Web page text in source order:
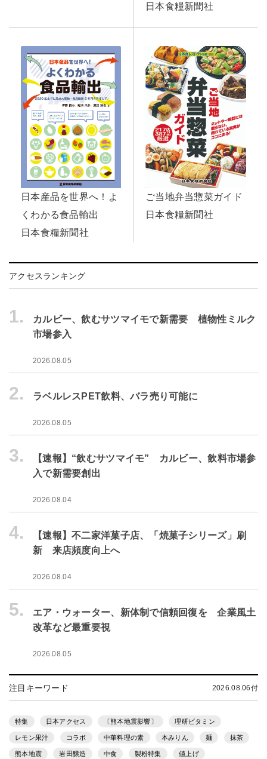
日本食糧新聞社
日本産品を世界へ！よ
くわかる食品輸出
日本食糧新聞社
ご当地弁当惣菜ガイド
日本食糧新聞社
アクセスランキング
1.
カルビー、飲むサツマイモで新需要 植物性ミルク
市場参入
2026.08.05
2. ラベルレスPET飲料、バラ売り可能に
2026.08.05
3.
【速報】“飲むサツマイモ” カルビー、飲料市場参
入で新需要創出
2026.08.04
4.
【速報】不二家洋菓子店、「焼菓子シリーズ」刷
新 来店頻度向上へ
2026.08.04
5.
エア・ウォーター、新体制で信頼回復を 企業風土
改革など最重要視
2026.08.05
注目キーワード 2026.08.06付
特集 日本アクセス 〔熊本地震影響〕 理研ビタミン
レモン果汁 コラボ 中華料理の素 本みりん 麺 抹茶
熊本地震 岩田醸造 中食 製粉特集 値上げ